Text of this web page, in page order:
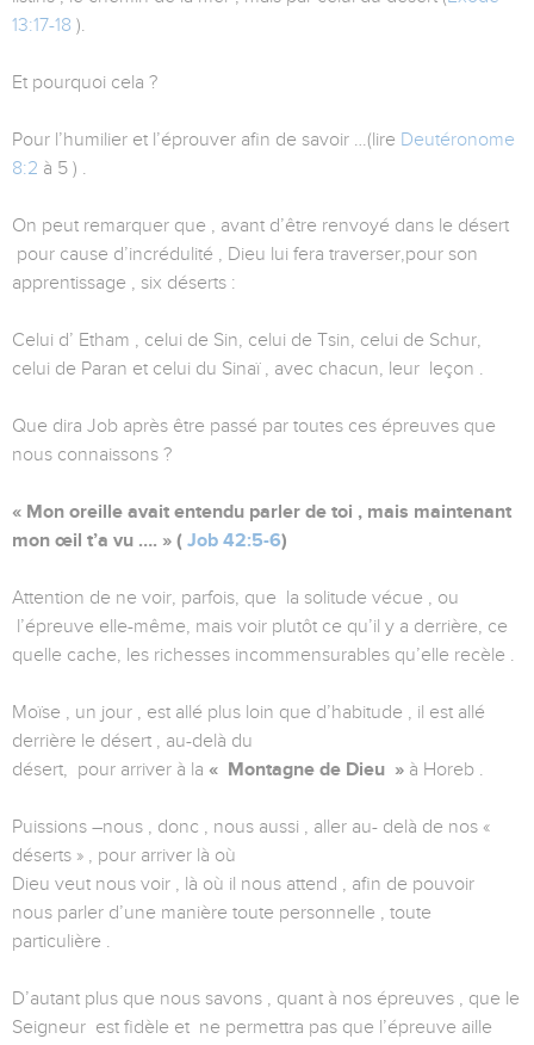
13:17-18 ).
Et pourquoi cela ?
Pour l’humilier et l’éprouver afin de savoir …(lire Deutéronome
8:2 à 5 ) .
On peut remarquer que , avant d’être renvoyé dans le désert
pour cause d’incrédulité , Dieu lui fera traverser,pour son
apprentissage , six déserts :
Celui d’ Etham , celui de Sin, celui de Tsin, celui de Schur,
celui de Paran et celui du Sinaï , avec chacun, leur leçon .
Que dira Job après être passé par toutes ces épreuves que
nous connaissons ?
« Mon oreille avait entendu parler de toi , mais maintenant
mon œil t’a vu …. » ( Job 42:5-6)
Attention de ne voir, parfois, que la solitude vécue , ou
l’épreuve elle-même, mais voir plutôt ce qu’il y a derrière, ce
quelle cache, les richesses incommensurables qu’elle recèle .
Moïse , un jour , est allé plus loin que d’habitude , il est allé
derrière le désert , au-delà du
désert, pour arriver à la « Montagne de Dieu » à Horeb .
Puissions –nous , donc , nous aussi , aller au- delà de nos «
déserts » , pour arriver là où
Dieu veut nous voir , là où il nous attend , afin de pouvoir
nous parler d’une manière toute personnelle , toute
particulière .
D’autant plus que nous savons , quant à nos épreuves , que le
Seigneur est fidèle et ne permettra pas que l’épreuve aille